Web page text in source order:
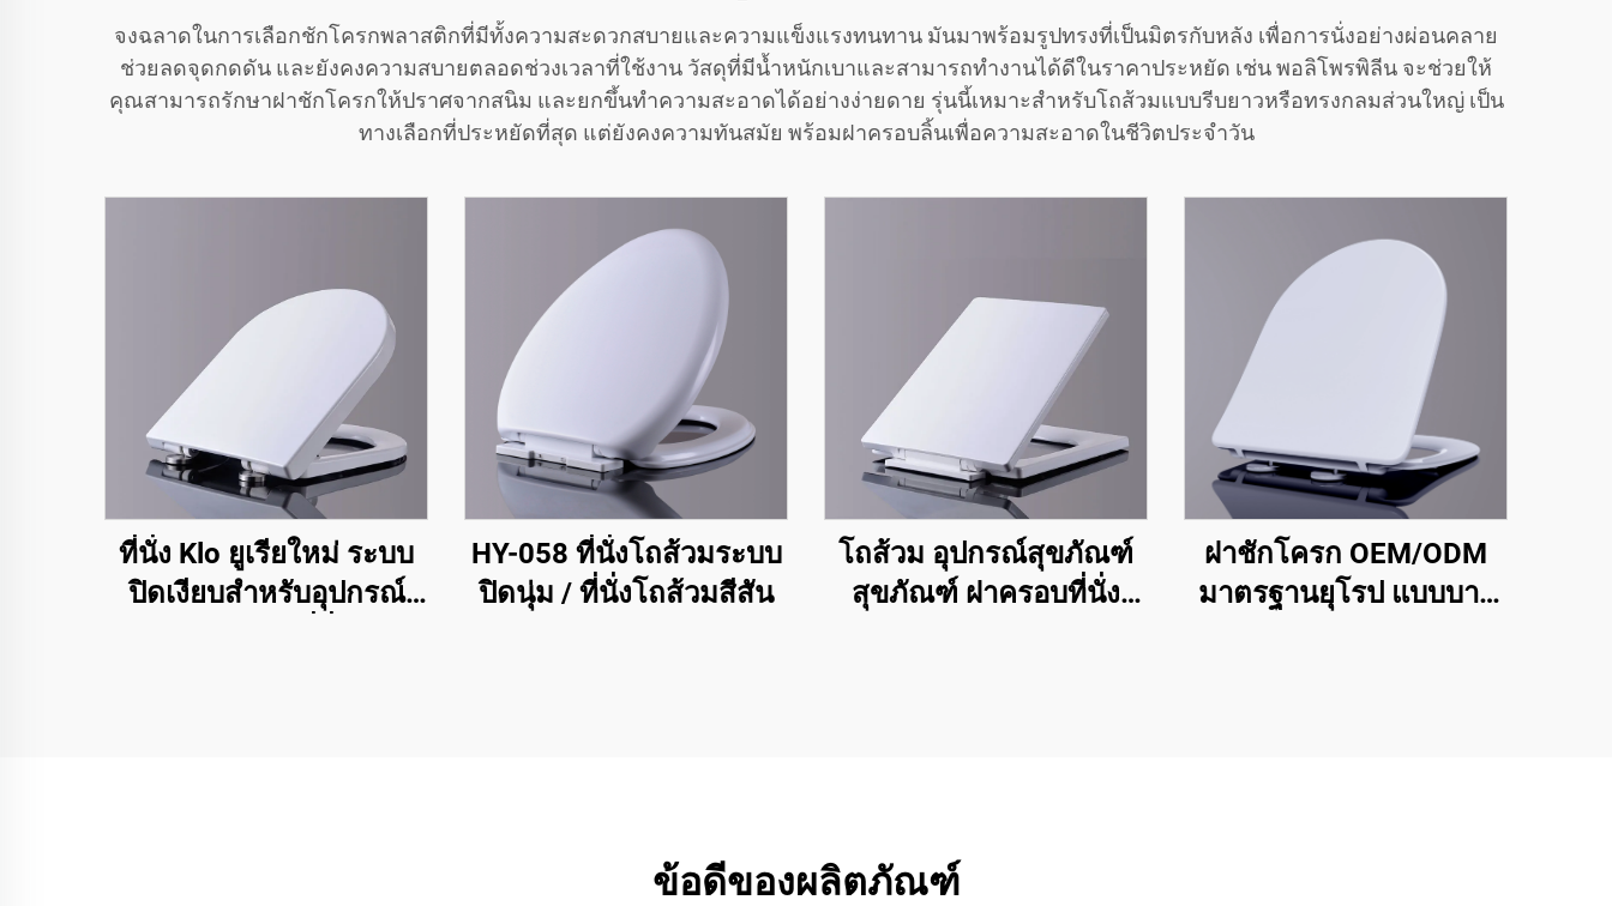
จงฉลาดในการเลือกชักโครกพลาสติกที่มีทั้งความสะดวกสบายและความแข็งแรงทนทาน มันมาพร้อมรูปทรงที่เป็นมิตรกับหลัง เพื่อการนั่งอย่างผ่อนคลาย
ช่วยลดจุดกดดัน และยังคงความสบายตลอดช่วงเวลาที่ใช้งาน วัสดุที่มีน้ำหนักเบาและสามารถทำงานได้ดีในราคาประหยัด เช่น พอลิโพรพิลีน จะช่วยให้
คุณสามารถรักษาฝาชักโครกให้ปราศจากสนิม และยกขึ้นทำความสะอาดได้อย่างง่ายดาย รุ่นนี้เหมาะสำหรับโถส้วมแบบรีบยาวหรือทรงกลมส่วนใหญ่ เป็น
ทางเลือกที่ประหยัดที่สุด แต่ยังคงความทันสมัย พร้อมฝาครอบลิ้นเพื่อความสะอาดในชีวิตประจำวัน
ที่นั่ง Klo ยูเรียใหม่ ระบบ
ปิดเงียบสำหรับอุปกรณ์
HY-058 ที่นั่งโถส้วมระบบ
ปิดนุ่ม / ที่นั่งโถส้วมสีสัน
โถส้วม อุปกรณ์สุขภัณฑ์
สุขภัณฑ์ ฝาครอบที่นั่ง
ฝาชักโครก OEM/ODM
มาตรฐานยุโรป แบบบาง
ข้อดีของผลิตภัณฑ์